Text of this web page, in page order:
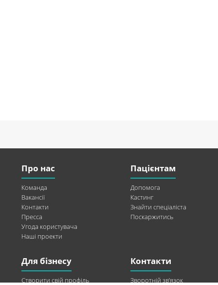
Про нас
Команда
Вакансії
Контакти
Пресса
Угода користувача
Наші проекти
Пацієнтам
Допомога
Кастинг
Знайти спеціаліста
Поскаржитись
Для бізнесу
Створити свій профіль
Контакти
Зворотній зв’язок